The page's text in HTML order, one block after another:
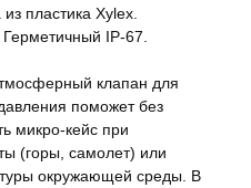
пластика Xylex.
IP-67.
клапан для
поможет без
микро-кейс при
(горы, самолет) или
окружающей среды. В